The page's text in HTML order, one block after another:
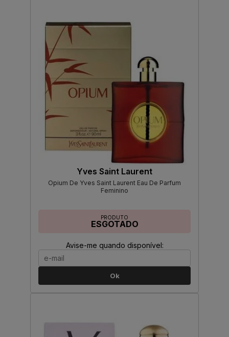
Yves Saint Laurent
Opium De Yves Saint Laurent Eau De Parfum
Feminino
PRODUTO
ESGOTADO
Avise-me quando disponível:
Ok